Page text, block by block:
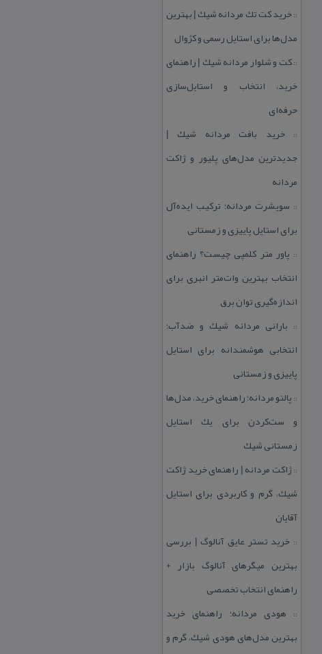
::خرید كت تك مردانه شیك | بهترین
مدل‌ها برای استایل رسمی و كژوال
::كت و شلوار مردانه شیك | راهنمای
خرید، انتخاب و استایل‌سازی
حرفه‌ای
::خرید بافت مردانه شیك |
جدیدترین مدل‌های پلیور و ژاكت
مردانه
:: سویشرت مردانه؛ تركیب ایده‌آل
برای استایل پاییزی و زمستانی
:: پاور متر كلمپی چیست؟ راهنمای
انتخاب بهترین وات‌متر انبری برای
اندازه‌گیری توان برق
:: بارانی مردانه شیك و ضدآب؛
انتخابی هوشمندانه برای استایل
پاییزی و زمستانی
:: پالتو مردانه؛ راهنمای خرید، مدل‌ها
و ست‌كردن برای یك استایل
زمستانی شیك
::ژاكت مردانه | راهنمای خرید ژاكت
شیك، گرم و كاربردی برای استایل
آقایان
:: خرید تستر عایق آنالوگ | بررسی
بهترین میگرهای آنالوگ بازار +
راهنمای انتخاب تخصصی
:: هودی مردانه؛ راهنمای خرید
بهترین مدل‌های هودی شیك، گرم و